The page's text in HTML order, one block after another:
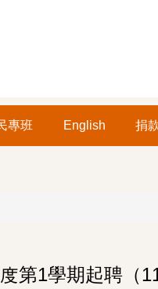
專班 English 捐
第1學期起聘（